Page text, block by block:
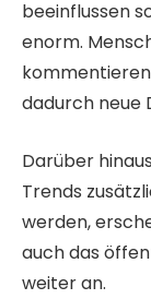
beeinflussen
enorm.
dadurch neue
Darüber
Trends
werden,
auch das
weiter an.